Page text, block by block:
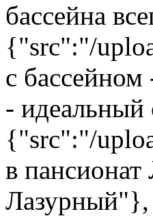
бассейна
{"src":"/
с
-
{"src":"/
в
Лазурный"},